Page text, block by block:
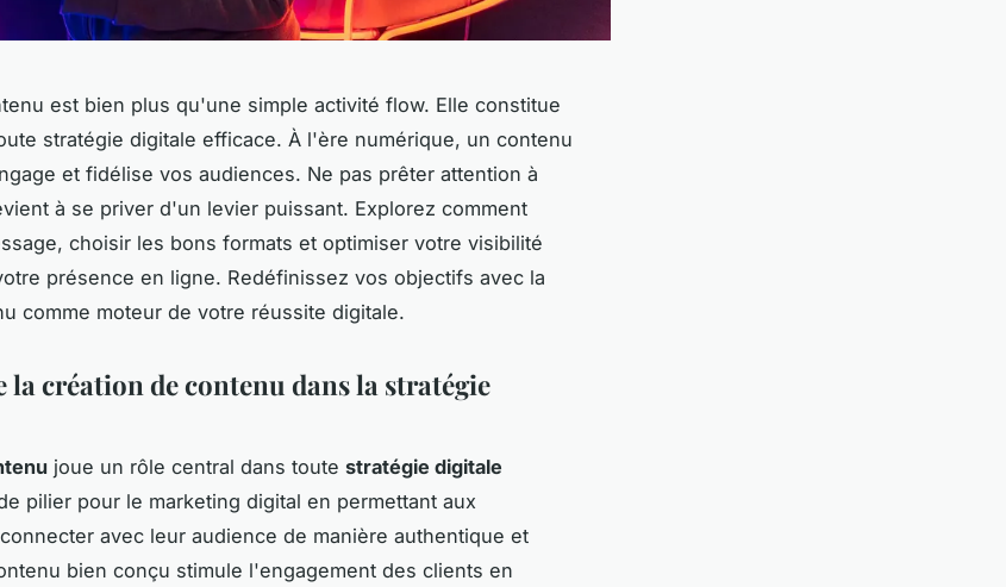
est bien plus qu'une simple activité flow. Elle constitue
stratégie digitale efficace. À l'ère numérique, un contenu
et fidélise vos audiences. Ne pas prêter attention à
à se priver d'un levier puissant. Explorez comment
choisir les bons formats et optimiser votre visibilité
présence en ligne. Redéfinissez vos objectifs avec la
comme moteur de votre réussite digitale.
la création de contenu dans la stratégie
joue un rôle central dans toute stratégie digitale
pilier pour le marketing digital en permettant aux
avec leur audience de manière authentique et
bien conçu stimule l'engagement des clients en